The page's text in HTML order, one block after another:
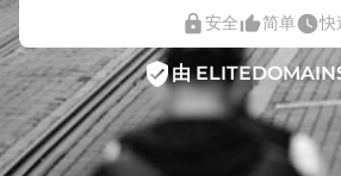
lock安全thumb_up_alt简单watch_later快
verified_user由